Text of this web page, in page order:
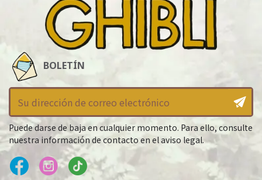
BOLETÍN
Puede darse de baja en cualquier momento. Para ello, consulte
nuestra información de contacto en el aviso legal.